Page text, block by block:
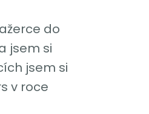
do
jsem si
jsem si
v roce